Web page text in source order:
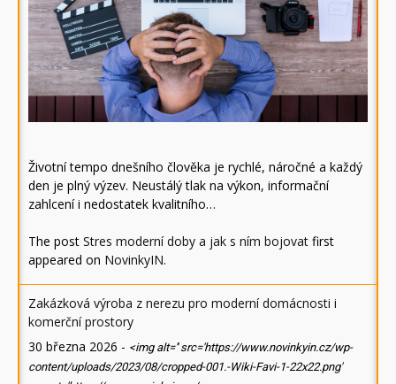
Životní tempo dnešního člověka je rychlé, náročné a každý
den je plný výzev. Neustálý tlak na výkon, informační
zahlcení i nedostatek kvalitního…
The post Stres moderní doby a jak s ním bojovat first
appeared on NovinkyIN.
Zakázková výroba z nerezu pro moderní domácnosti i
komerční prostory
30 března 2026 - <img alt='' src='https://www.novinkyin.cz/wp-
content/uploads/2023/08/cropped-001.-Wiki-Favi-1-22x22.png'